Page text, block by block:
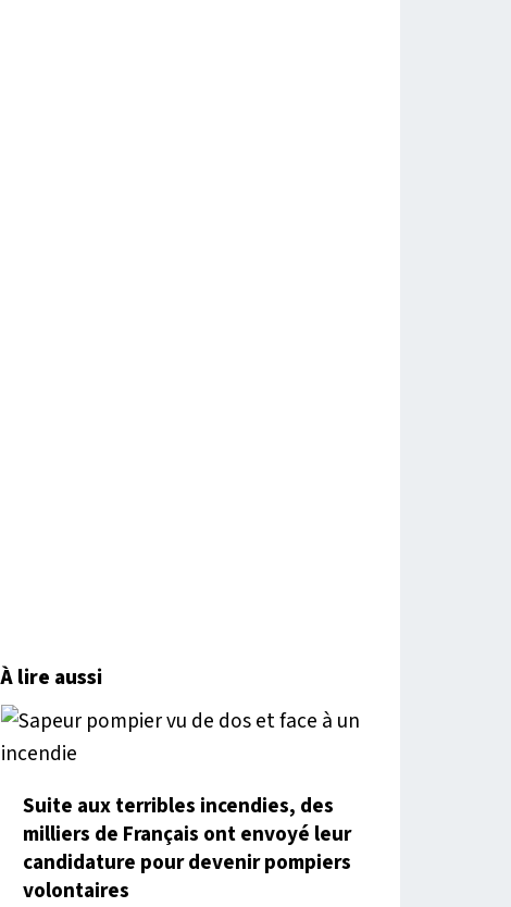
À lire aussi
Suite aux terribles incendies, des
milliers de Français ont envoyé leur
candidature pour devenir pompiers
volontaires